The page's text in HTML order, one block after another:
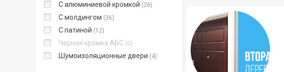
С алюминиевой кромкой 26
С молдингом 36
С патиной 12
Черная кромка АБС 0
Шумоизоляционные двери 4